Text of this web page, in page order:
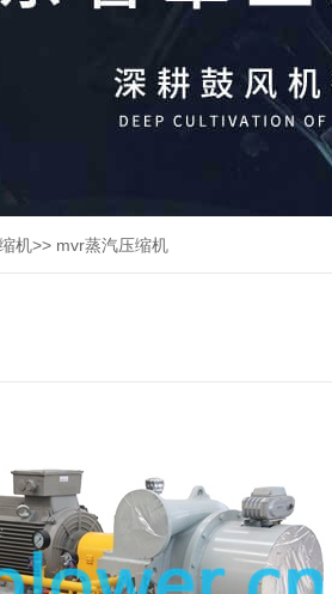
机>> mvr蒸汽压缩机